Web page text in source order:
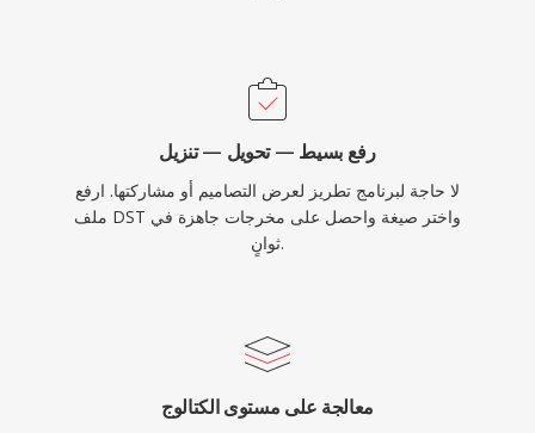
رفع بسيط — تحويل — تنزيل
لا حاجة لبرنامج تطريز لعرض التصاميم أو مشاركتها. ارفع
ملف DST واختر صيغة واحصل على مخرجات جاهزة في
ثوانٍ.
معالجة على مستوى الكتالوج